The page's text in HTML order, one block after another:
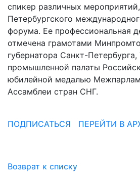
спикер различных
Петербургского
форума. Ее профессиональная
отмечена грамотами
губернатора Санкт-
промышленной палаты
юбилейной медалью
Ассамблеи стран СНГ.
ПОДПИСАТЬСЯ ПЕРЕЙТИ В
Возврат к списку